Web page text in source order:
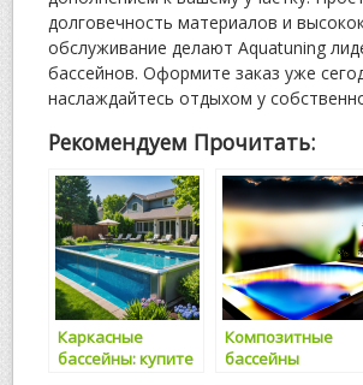
долговечность материалов и
обслуживание делают Aquatuning
бассейнов. Оформите заказ уже
наслаждайтесь отдыхом у
Рекомендуем Прочитать:
Каркасные
бассейны: купите
Композитные
бассейны